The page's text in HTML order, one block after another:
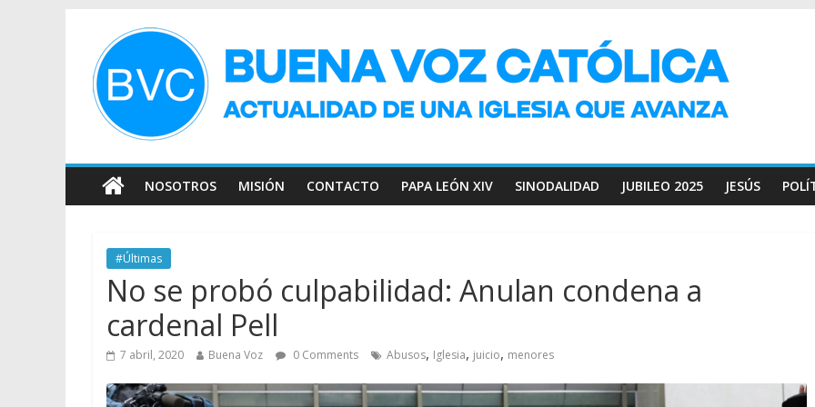
NOSOTROS MISIÓN CONTACTO PAPA LEÓN XIV SINODALIDAD JUBILEO 2025 JESÚS
#Últimas
No se probó culpabilidad: Anulan condena a
cardenal Pell
7 abril, 2020 Buena Voz 0 Comments Abusos, Iglesia, juicio, menores